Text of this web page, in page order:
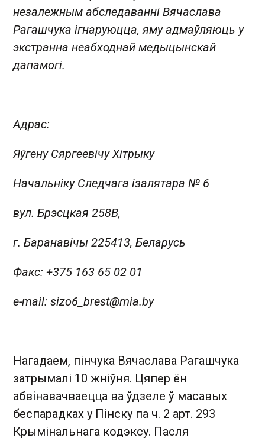
незалежным абследаванні Вячаслава
Рагашчука ігнаруюцца, яму адмаўляюць у
экстранна неабходнай медыцынскай
дапамогі.
Адрас:
Яўгену Сяргеевічу Хітрыку
Начальніку Следчага ізалятара № 6
вул. Брэсцкая 258B,
г. Баранавічы 225413, Беларусь
Факс: +375 163 65 02 01
e-mail: sizo6_brest@mia.by
Нагадаем, пінчука Вячаслава Рагашчука
затрымалі 10 жніўня. Цяпер ён
абвінавачваецца ва ўдзеле ў масавых
беспарадках у Пінску па ч. 2 арт. 293
Крымінальнага кодэксу. Пасля